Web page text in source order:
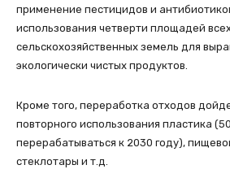
применение пестицидов и
использования четверти площадей
сельскохозяйственных земель для
экологически чистых продуктов.
Кроме того, переработка отходов
повторного использования пластика
перерабатываться к 2030 году),
стеклотары и т.д.